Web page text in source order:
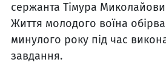
сержанта Тімура
Життя молодого воїна
минулого року під час
завдання.